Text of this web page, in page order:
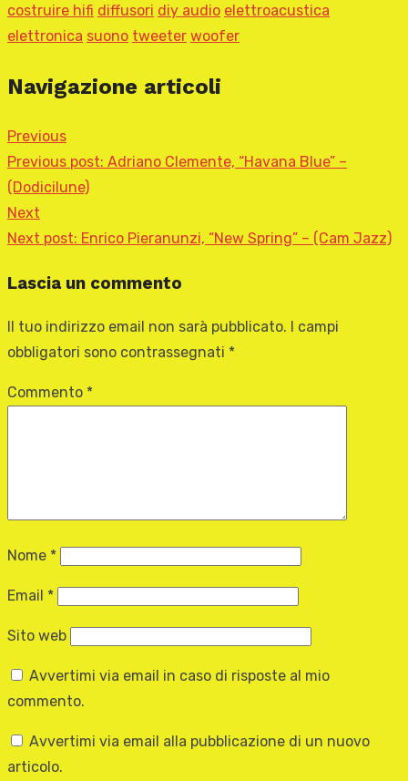
costruire hifi diffusori diy audio elettroacustica
elettronica suono tweeter woofer
Navigazione articoli
Previous
Previous post: Adriano Clemente, “Havana Blue” –
(Dodicilune)
Next
Next post: Enrico Pieranunzi, “New Spring” – (Cam Jazz)
Lascia un commento
Il tuo indirizzo email non sarà pubblicato.
I campi
obbligatori sono contrassegnati *
Commento *
Nome *
Email *
Sito web
Avvertimi via email in caso di risposte al mio
commento.
Avvertimi via email alla pubblicazione di un nuovo
articolo.